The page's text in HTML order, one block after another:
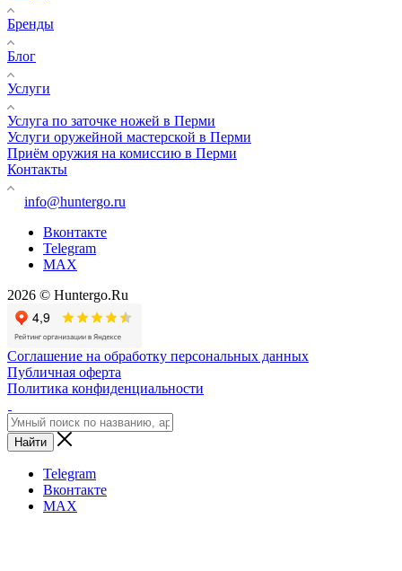
Бренды
Блог
Услуги
Услуга по заточке ножей в Перми
Услуги оружейной мастерской в Перми
Приём оружия на комиссию в Перми
Контакты
info@huntergo.ru
Вконтакте
Telegram
MAX
2026 © Huntergo.Ru
Соглашение на обработку персональных данных
Публичная оферта
Политика конфиденциальности
Найти
Telegram
Вконтакте
MAX